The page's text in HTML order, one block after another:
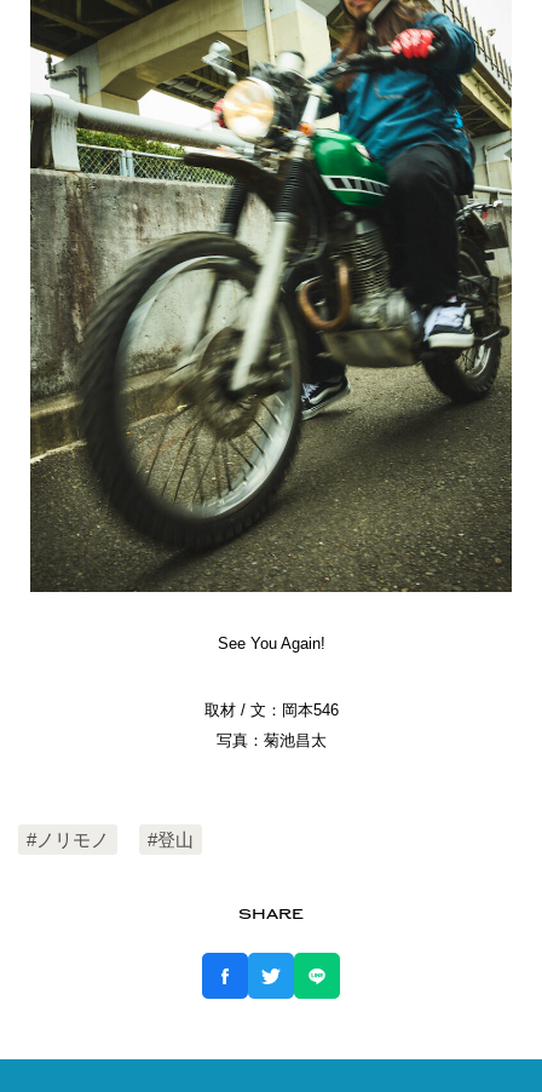
See You Again!
取材 / 文：岡本546
写真：菊池昌太
#ノリモノ #登山
SHARE